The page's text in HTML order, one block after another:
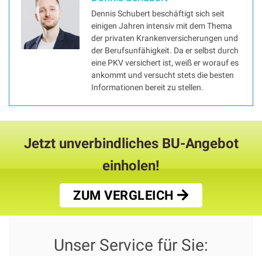
Dennis Schubert beschäftigt sich seit
einigen Jahren intensiv mit dem Thema
der privaten Krankenversicherungen und
der Berufsunfähigkeit. Da er selbst durch
eine PKV versichert ist, weiß er worauf es
ankommt und versucht stets die besten
Informationen bereit zu stellen.
Unser Service für Sie:
Jetzt unverbindliches BU-Angebot
einholen!
ZUM VERGLEICH